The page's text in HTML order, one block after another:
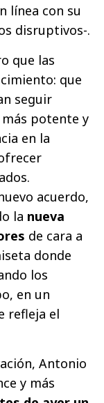
línea con su
disruptivos-.
que las
que
seguir
potente y
en la
acuerdo,
la nueva
de cara a
donde
los
en un
refleja el
Antonio
y más